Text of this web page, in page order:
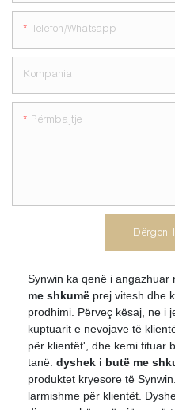
Telefon/whatsapp
Kompania
Përmbajtje
Dërgoni
Synwin ka qenë i angazhuar
me shkumë prej vitesh dhe
prodhimi. Përveç kësaj, ne i
kuptuarit e nevojave të
për klientët', dhe kemi fituar
tanë. dyshek i butë me
produktet kryesore të
larmishme për klientët.